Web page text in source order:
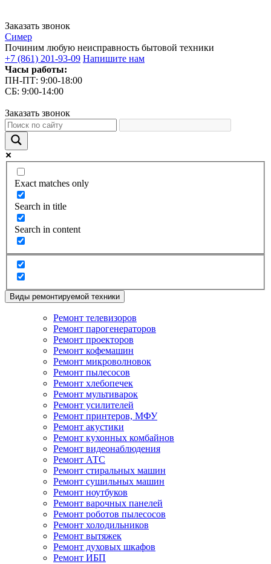
Заказать звонок
Симер
Починим любую неисправность бытовой техники
+7 (861) 201-93-09 Напишите нам
Часы работы:
ПН-ПТ: 9:00-18:00
СБ: 9:00-14:00
Заказать звонок
Exact matches only
Search in title
Search in content
Виды ремонтируемой техники
Ремонт телевизоров
Ремонт парогенераторов
Ремонт проекторов
Ремонт кофемашин
Ремонт микроволновок
Ремонт пылесосов
Ремонт хлебопечек
Ремонт мультиварок
Ремонт усилителей
Ремонт принтеров, МФУ
Ремонт акустики
Ремонт кухонных комбайнов
Ремонт видеонаблюдения
Ремонт АТС
Ремонт стиральных машин
Ремонт сушильных машин
Ремонт ноутбуков
Ремонт варочных панелей
Ремонт роботов пылесосов
Ремонт холодильников
Ремонт вытяжек
Ремонт духовых шкафов
Ремонт ИБП